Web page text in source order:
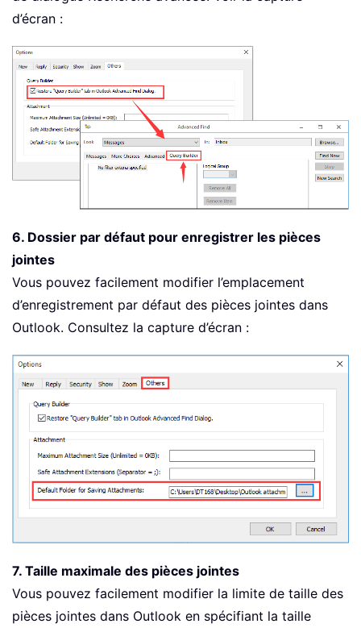
d’écran :
6. Dossier par défaut pour enregistrer les pièces
jointes
Vous pouvez facilement modifier l’emplacement
d’enregistrement par défaut des pièces jointes dans
Outlook. Consultez la capture d’écran :
7. Taille maximale des pièces jointes
Vous pouvez facilement modifier la limite de taille des
pièces jointes dans Outlook en spécifiant la taille